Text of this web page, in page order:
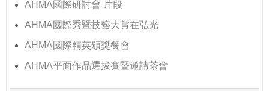
AHMA國際研討會 片段
AHMA國際秀暨技藝大賞在弘光
AHMA國際精英頒獎餐會
AHMA平面作品選拔賽暨邀請茶會